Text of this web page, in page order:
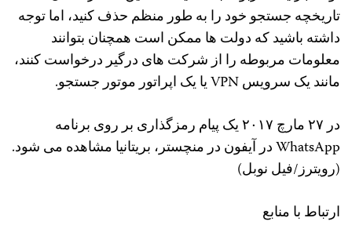
تاریخچه جستجو خود را به طور منظم حذف کنید، اما توجه
داشته باشید که دولت ها ممکن است همچنان بتوانند
معلومات مربوطه را از شرکت های درگیر درخواست کنند،
مانند یک سرویس VPN یا یک اپراتور موتور جستجو.
در ۲۷ مارچ ۲۰۱۷ یک پیام رمزگذاری بر روی برنامه
WhatsApp در آیفون در منچستر، بریتانیا مشاهده می شود.
(رویترز/فیل نوبل)
ارتباط با منابع